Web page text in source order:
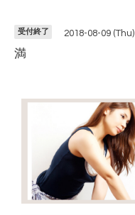
受付終了 2018-08-09 (Thu)
満